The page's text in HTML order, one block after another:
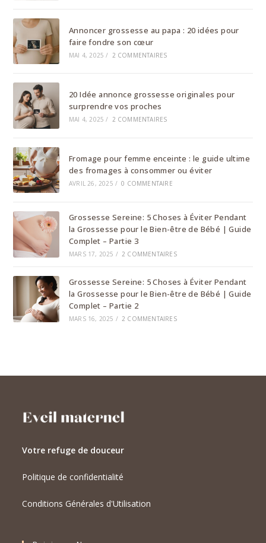
Annoncer grossesse au papa : 20 idées pour
faire fondre son cœur
MAI 4, 2025 / 2 COMMENTAIRES
20 Idée annonce grossesse originales pour
surprendre vos proches
MAI 4, 2025 / 2 COMMENTAIRES
Fromage pour femme enceinte : le guide ultime
des fromages à consommer ou éviter
AVRIL 26, 2025 / 0 COMMENTAIRE
Grossesse Sereine: 5 Choses à Éviter Pendant
la Grossesse pour le Bien-être de Bébé | Guide
Complet – Partie 3
MARS 17, 2025 / 2 COMMENTAIRES
Grossesse Sereine: 5 Choses à Éviter Pendant
la Grossesse pour le Bien-être de Bébé | Guide
Complet – Partie 2
MARS 16, 2025 / 2 COMMENTAIRES
Votre refuge de douceur
Politique de confidentialité
Conditions Générales d'Utilisation